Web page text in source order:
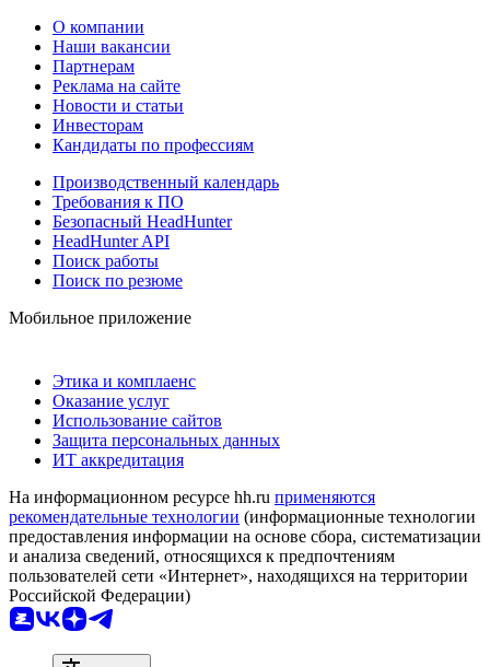
О компании
Наши вакансии
Партнерам
Реклама на сайте
Новости и статьи
Инвесторам
Кандидаты по профессиям
Производственный календарь
Требования к ПО
Безопасный HeadHunter
HeadHunter API
Поиск работы
Поиск по резюме
Мобильное приложение
Этика и комплаенс
Оказание услуг
Использование сайтов
Защита персональных данных
ИТ аккредитация
На информационном ресурсе hh.ru применяются
рекомендательные технологии (информационные технологии
предоставления информации на основе сбора, систематизации
и анализа сведений, относящихся к предпочтениям
пользователей сети «Интернет», находящихся на территории
Российской Федерации)